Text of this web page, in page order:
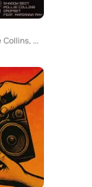
Shadow Sect, Mollie Collins, Dropset feat. Marianna Ray